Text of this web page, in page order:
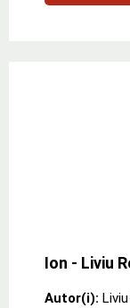
Ion - Liviu
Autor(i):